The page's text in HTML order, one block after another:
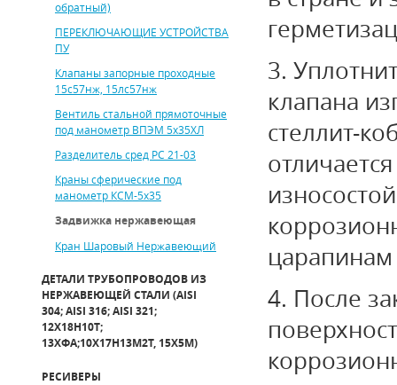
обратный)
ПЕРЕКЛЮЧАЮЩИЕ УСТРОЙСТВА
ПУ
Клапаны запорные проходные
15с57нж, 15лс57нж
Вентиль стальной прямоточные
под манометр ВПЭМ 5х35ХЛ
Разделитель сред РС 21-03
Краны сферические под
манометр КСМ-5х35
Задвижка нержавеющая
Кран Шаровый Нержавеющий
ДЕТАЛИ ТРУБОПРОВОДОВ ИЗ
НЕРЖАВЕЮЩЕЙ СТАЛИ (AISI
304; AISI 316; AISI 321;
12Х18Н10Т;
13ХФА;10Х17Н13М2Т, 15Х5М)
РЕСИВЕРЫ
3.
клапана
стеллит-
4. После